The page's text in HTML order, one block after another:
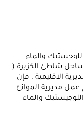
والماء
ساحل شاطئ الكزيرة (
الاقليمية ، فإن
عمل مديرية الموانئ
والماء